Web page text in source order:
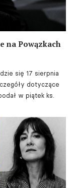
na Powązkach
się 17 sierpnia
dotyczące
w piątek ks.